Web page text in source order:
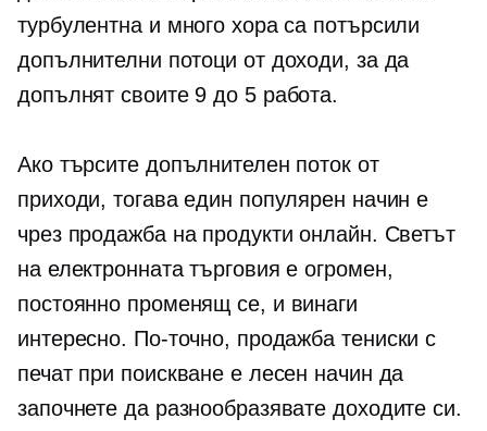
турбулентна и много хора са потърсили
допълнителни потоци от доходи, за да
допълнят своите 9 до 5работа.
Ако търсите допълнителен поток от
приходи, тогава един популярен начин е
чрез продажба на продукти онлайн. Светът
на електронната търговия е огромен,
постоянно променящ се, и винаги
интересно. По-точно, продажба тениски с
печат при поискване е лесен начин да
започнете да разнообразявате доходите си.